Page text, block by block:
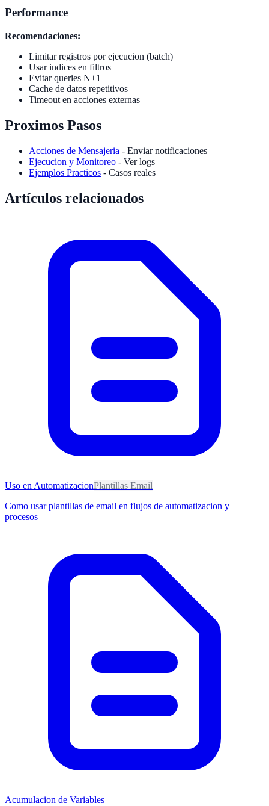
Performance
Recomendaciones:
Limitar registros por ejecucion (batch)
Usar indices en filtros
Evitar queries N+1
Cache de datos repetitivos
Timeout en acciones externas
Proximos Pasos
Acciones de Mensajeria - Enviar notificaciones
Ejecucion y Monitoreo - Ver logs
Ejemplos Practicos - Casos reales
Artículos relacionados
Uso en AutomatizacionPlantillas Email
Como usar plantillas de email en flujos de automatizacion y
procesos
Acumulacion de Variables